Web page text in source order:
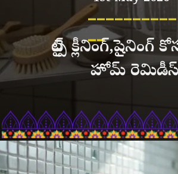
__________
__
టైల్స్ క్లీనింగ్,షైనింగ్
హోమ్ రెమిడీస్